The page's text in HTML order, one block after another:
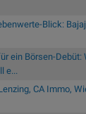
Blick:
ein Börsen-Debüt:
e...
CA Immo,